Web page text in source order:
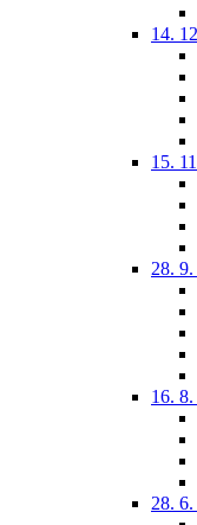
14.
15.
28.
16.
28.